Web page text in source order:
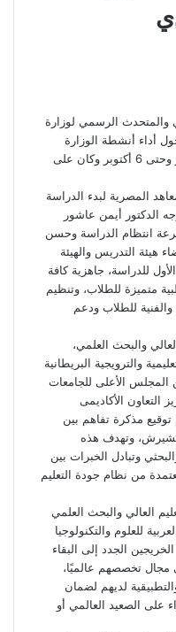
والمتحدث الرسمي لوزارة
أداء أنشطة الوزارة
خلال أسبوع في الفترة من 30 سبتمبر وحتى 6 أكتوبر وكان على
المصرية لبدء الدراسة
الجامعي الجديد 2023/2024، وجه الدكتور أيمن عاشور
انتظام الدراسة وحسن
هيئة التدريس والهيئة
للدراسة، جاهزية كافة
متميزة للطلاب، وتنظيم
والفنية للطلاب ودعم
والبحث العلمي،
والترويجية البريطانية
الأعلى للجامعات
التعاون الأكاديمى
توقيع مذكرة تفاهم بين
تشيرش، وتهدف هذه
وتبادل الخبرات بين
من نظام جودة التعليم
العالي والبحث العلمي
العربية للعلوم والتكنولوجيا
الجدد إلى البقاء
تخصصهم عالميًا،
لديهم لضمان
الصعيد العالمي أو